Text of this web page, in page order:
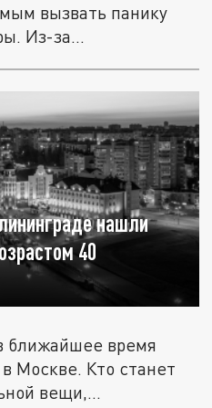
вызвать панику
Из-за...
нашли
40
ближайшее время
Москве. Кто станет
вещи,...